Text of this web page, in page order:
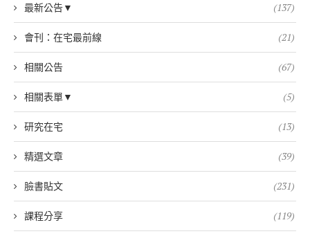
最新公告▼ (137)
會刊：在宅最前線 (21)
相關公告 (67)
相關表單▼ (5)
研究在宅 (13)
精選文章 (39)
臉書貼文 (231)
課程分享 (119)